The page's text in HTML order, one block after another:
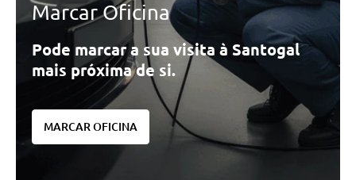
Marcar Oficina
Pode marcar a sua visita à Santogal
mais próxima de si.
MARCAR OFICINA